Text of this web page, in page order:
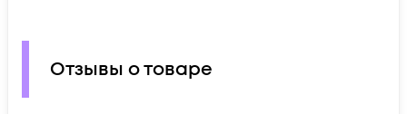
Отзывы о товаре